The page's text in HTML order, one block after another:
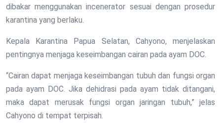
dibakar menggunakan incenerator sesuai dengan prosedur
karantina yang berlaku.
Kepala Karantina Papua Selatan, Cahyono, menjelaskan
pentingnya menjaga keseimbangan cairan pada ayam DOC.
“Cairan dapat menjaga keseimbangan tubuh dan fungsi organ
pada ayam DOC. Jika dehidrasi pada ayam tidak ditangani,
maka dapat merusak fungsi organ jaringan tubuh,” jelas
Cahyono di tempat terpisah.